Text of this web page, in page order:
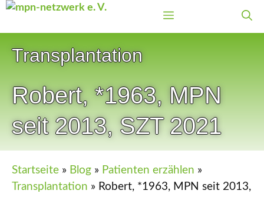
Zum
Menü
Transplantation
Robert, *1963, MPN
seit 2013, SZT 2021
Startseite » Blog » Patienten erzählen »
Transplantation » Robert, *1963, MPN seit 2013,